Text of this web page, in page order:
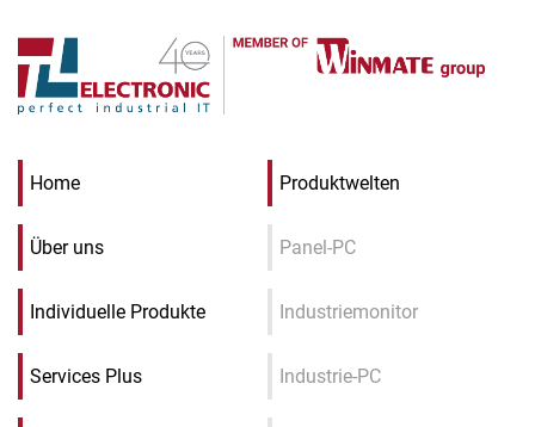
Home
Über uns
Individuelle Produkte
Services Plus
Produktwelten
Panel-PC
Industriemonitor
Industrie-PC